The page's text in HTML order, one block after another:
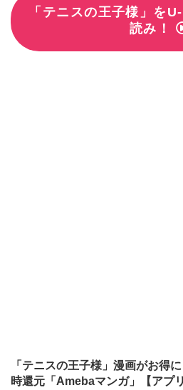
「テニスの王子様」を
読み！
「テニスの王子様」漫画がお得
時還元「Amebaマンガ」【アプ